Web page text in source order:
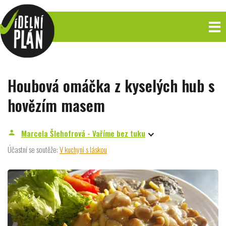
Houbová omáčka z kyselých hub s
hovězím masem
person
Marcela Šlehofrová - Vaříme bez tuku
Účastní se soutěže:V kuchyni s láskou